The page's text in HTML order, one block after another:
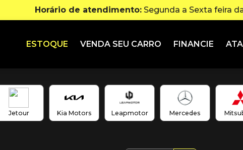
Horário de atendimento: Segunda a Sexta feira
ESTOQUE VENDA SEU CARRO FINANCIE
Jetour Kia Motors Leapmotor Mercedes